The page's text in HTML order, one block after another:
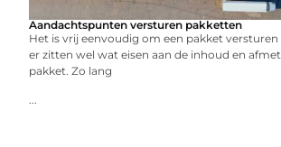
Aandachtspunten versturen pakketten
Het is vrij eenvoudig om een pakket
er zitten wel wat eisen aan de inhoud en
pakket. Zo lang
...